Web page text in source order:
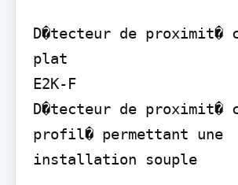
D�tecteur de proximit�
plat
E2K-F
D�tecteur de proximit�
profil� permettant une
installation souple